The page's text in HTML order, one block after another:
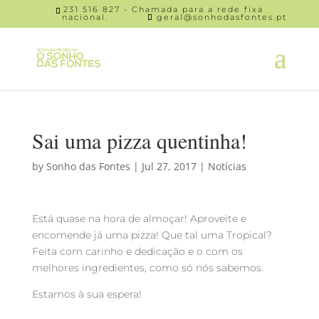
231 516 827 - Chamada para a rede fixa
nacional. geral@sonhodasfontes.pt
Sai uma pizza quentinha!
by Sonho das Fontes | Jul 27, 2017| Notícias
Está quase na hora de almoçar! Aproveite e
encomende já uma pizza! Que tal uma Tropical?
Feita com carinho e dedicação e o com os
melhores ingredientes, como só nós sabemos.
Estamos à sua espera!